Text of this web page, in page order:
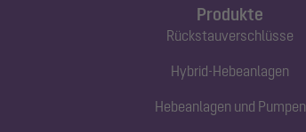
Produkte
Rückstauverschlüsse
Hybrid-Hebeanlagen
Hebeanlagen und Pumpen